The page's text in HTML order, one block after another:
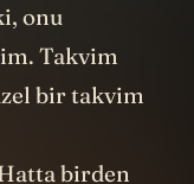
onu
Takvim
bir takvim
birden